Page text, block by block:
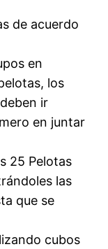
de acuerdo
en
los
ir
en juntar
25 Pelotas
las
que se
cubos